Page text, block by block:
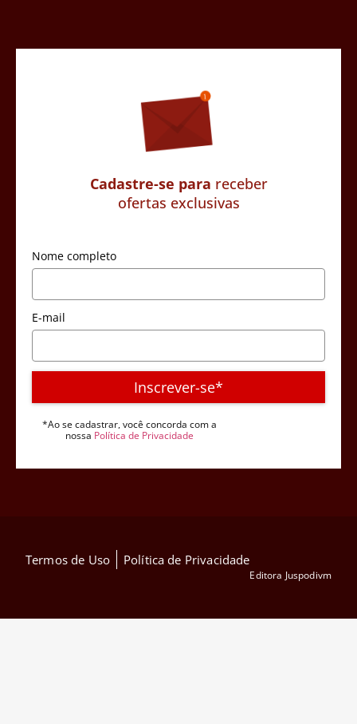
Cadastre-se para receber
ofertas exclusivas
Nome completo
E-mail
Inscrever-se*
*Ao se cadastrar, você concorda com a
nossa Política de Privacidade
Termos de Uso Política de Privacidade
Editora Juspodivm